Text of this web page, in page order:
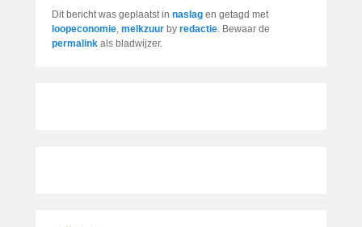
Dit bericht was geplaatst in naslag en getagd met
loopeconomie, melkzuur by redactie. Bewaar de
permalink als bladwijzer.